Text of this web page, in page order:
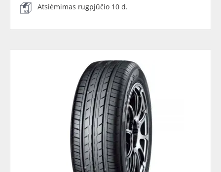
Atsiėmimas rugpjūčio 10 d.